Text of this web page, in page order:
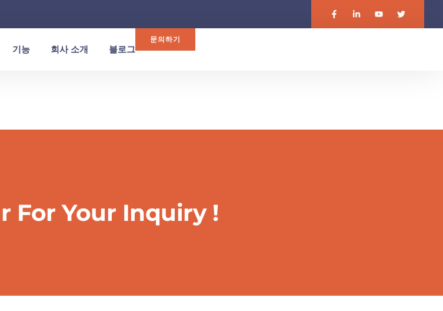
기능 회사 소개 블로그
문의하기
For Your Inquiry !